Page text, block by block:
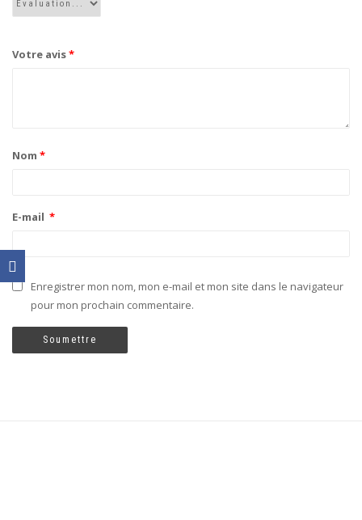
Votre avis*
Nom *
E-mail *
Enregistrer mon nom, mon e-mail et mon site dans le navigateur
pour mon prochain commentaire.